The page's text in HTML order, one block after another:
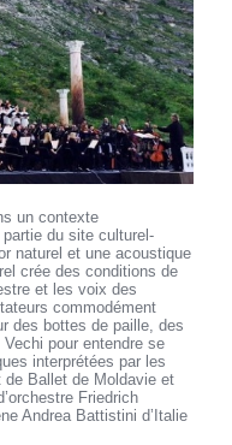
un contexte
du site culturel-
naturel et une acoustique
crée des conditions de
et les voix des
commodément
des bottes de paille, des
pour entendre se
interprétées par les
de Ballet de Moldavie et
Friedrich
Andrea Battistini d’Italie